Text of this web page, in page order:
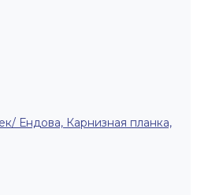
Ендова, Карнизная планка,